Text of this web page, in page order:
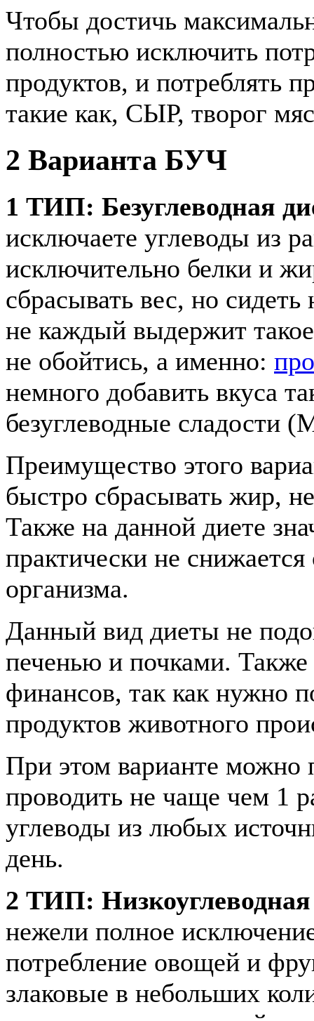
Чтобы достичь
полностью исключить
продуктов, и потреблять
такие как, СЫР, творог
2 Варианта БУЧ
1 ТИП: Безуглеводная
исключаете углеводы из
исключительно белки и
сбрасывать вес, но
не каждый выдержит
не обойтись, а именно:
немного добавить вкуса
безуглеводные сладости
Преимущество этого
быстро сбрасывать жир,
Также на данной диете
практически не
организма.
Данный вид диеты не
печенью и почками. Также
финансов, так как нужно
продуктов животного
При этом варианте можно
проводить не чаще чем 1
углеводы из любых
день.
2 ТИП: Низкоуглеводная
нежели полное
потребление овощей и
злаковые в небольших